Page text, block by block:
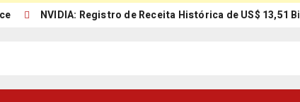
NVIDIA: Registro de Receita Histórica de US$ 13,51 Bi